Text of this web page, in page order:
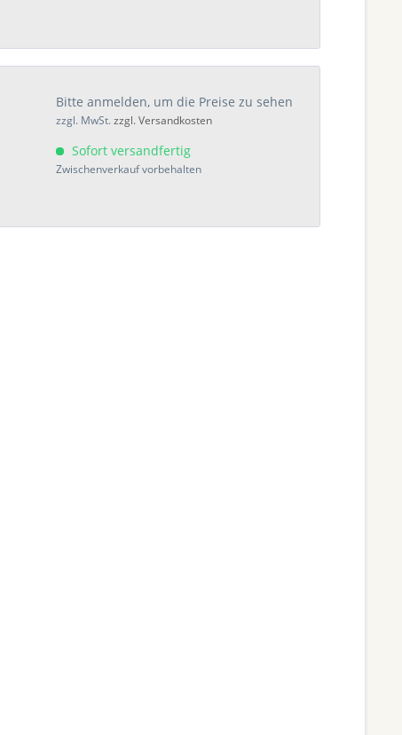
Bitte anmelden, um die Preise zu sehen
zzgl. MwSt.zzgl. Versandkosten
Sofort versandfertig
Zwischenverkauf vorbehalten